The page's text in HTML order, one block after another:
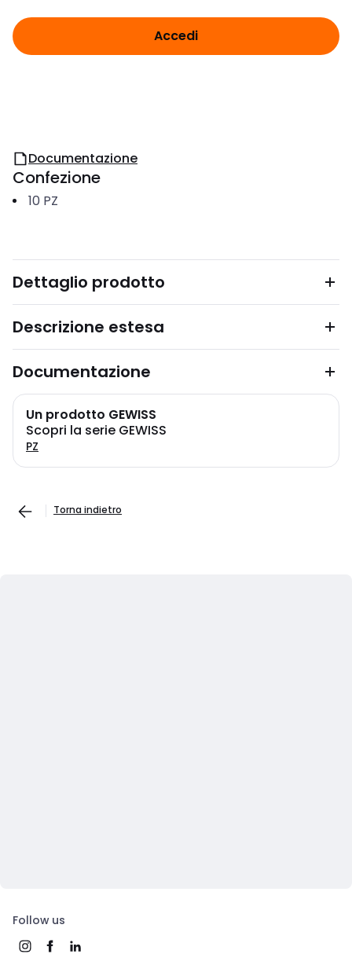
Accedi
Documentazione
Confezione
10 PZ
Dettaglio prodotto
Descrizione estesa
Documentazione
Un prodotto GEWISS
Scopri la serie GEWISS
PZ
Torna indietro
Follow us